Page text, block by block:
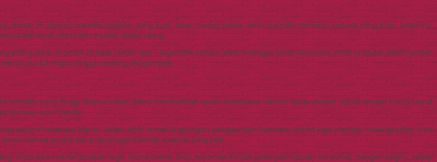
Bahan ini dikenal memiliki karakter yang kuat, tidak mudah sobek, serta memiliki tampilan natural yang khas. Selain itu,
dari serat alami dan mudah didaur ulang.
paling ideal. Gramasi ini tidak terlalu tipis – juga tidak terlalu tebal, sehingga tetap ekonomis untuk produksi dalam jumlah
produk ringan hingga sedang dengan baik.
estetika yang tinggi. Warna coklat alami memberikan kesan sederhana namun tetap elegan. Hal ini sangat cocok untuk
konsep eco-friendly.
karena beberapa alasan. Selain lebih ramah lingkungan, penggunaan kemasan kertas juga mampu meningkatkan citra
bahwa produk yang dijual juga memiliki kualitas yang baik.
Anda bisa menambahkan logo, nama brand, atau informasi kontak pada permukaan tas kertas. Dengan begitu, setiap